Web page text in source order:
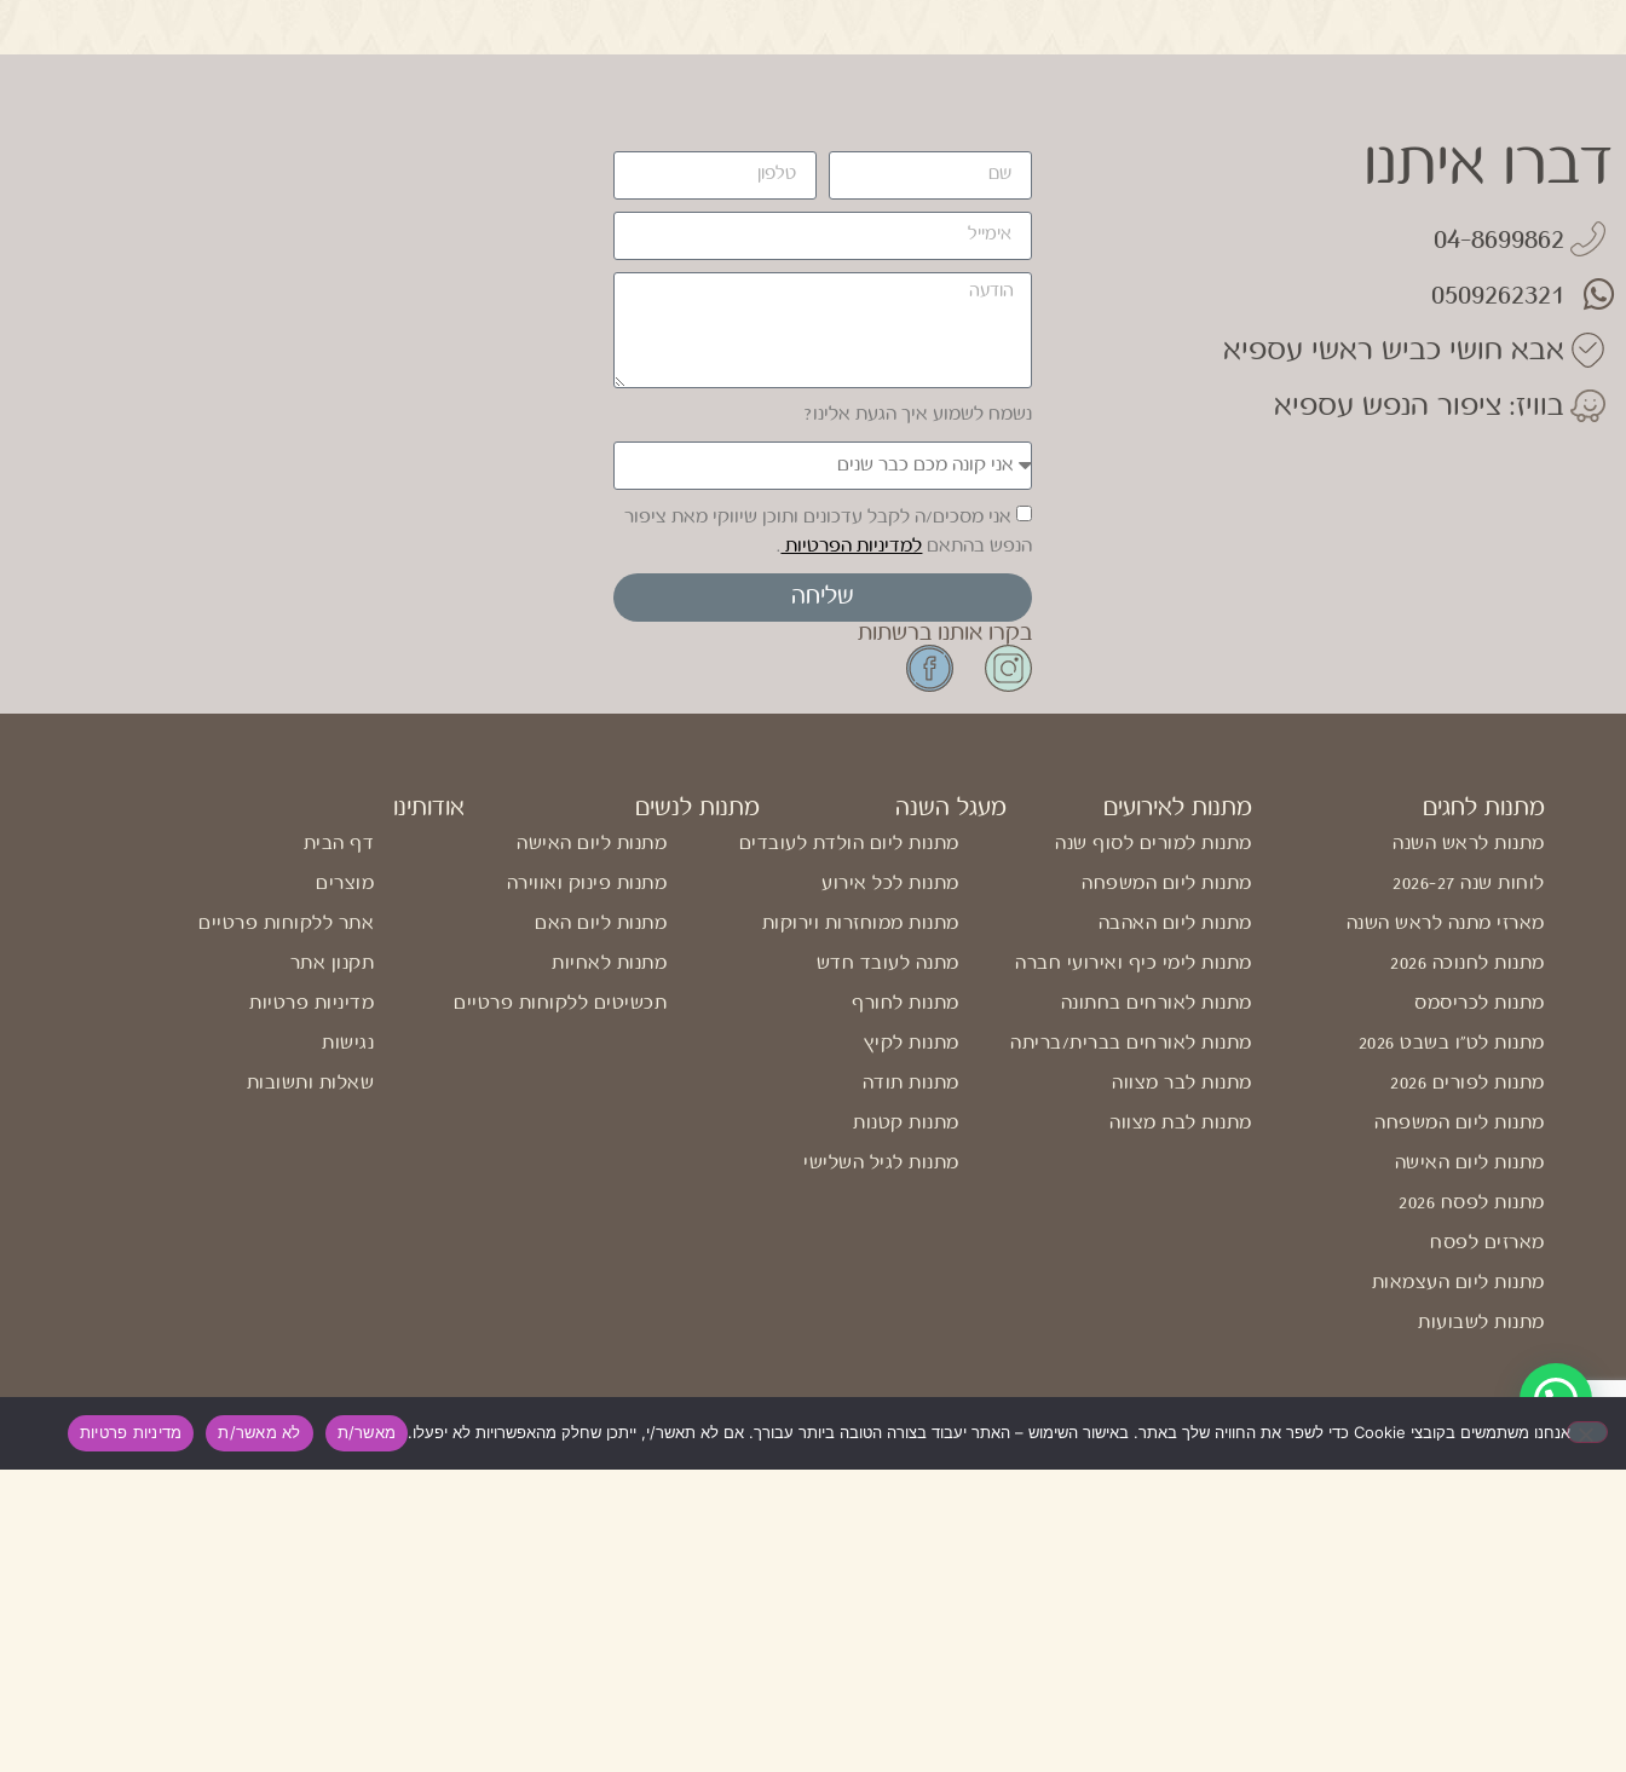
דברו איתנו
04-8699862
0509262321
אבא חושי כביש ראשי עספיא
בוויז: ציפור הנפש עספיא
נשמח לשמוע איך הגעת אלינו?
אני מסכים/ה לקבל עדכונים ותוכן שיווקי מאת ציפור
הנפש בהתאם למדיניות הפרטיות .
שליחה
בקרו אותנו ברשתות
מתנות לחגים
מתנות לראש השנה
לוחות שנה 2026-27
מארזי מתנה לראש השנה
מתנות לחנוכה 2026
מתנות לכריסמס
מתנות לט"ו בשבט 2026
מתנות לפורים 2026
מתנות ליום המשפחה
מתנות ליום האישה
מתנות לפסח 2026
מארזים לפסח
מתנות ליום העצמאות
מתנות לשבועות
מתנות לאירועים
מתנות למורים לסוף שנה
מתנות ליום המשפחה
מתנות ליום האהבה
מתנות לימי כיף ואירועי חברה
מתנות לאורחים בחתונה
מתנות לאורחים בברית/בריתה
מתנות לבר מצווה
מתנות לבת מצווה
מעגל השנה
מתנות ליום הולדת לעובדים
מתנות לכל אירוע
מתנות ממוחזרות וירוקות
מתנה לעובד חדש
מתנות לחורף
מתנות לקיץ
מתנות תודה
מתנות קטנות
מתנות לגיל השלישי
מתנות לנשים
מתנות ליום האישה
מתנות פינוק ואווירה
מתנות ליום האם
מתנות לאחיות
תכשיטים ללקוחות פרטיים
אודותינו
דף הבית
מוצרים
אתר ללקוחות פרטיים
תקנון אתר
מדיניות פרטיות
נגישות
שאלות ותשובות
אנחנו משתמשים בקובצי Cookie כדי לשפר את החוויה שלך באתר. באישור השימוש – האתר יעבוד בצורה הטובה ביותר עבורך. אם לא תאשר/י, ייתכן שחלק מהאפשרויות לא יפעלו. מאשר/ת לא מאשר/ת מדיניות פרטיות